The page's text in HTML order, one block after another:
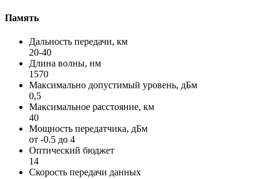
Память
Дальность передачи, км
20-40
Длина волны, нм
1570
Максимально допустимый уровень, дБм
0,5
Максимальное расстояние, км
40
Мощность передатчика, дБм
от -0.5 до 4
Оптический бюджет
14
Скорость передачи данных